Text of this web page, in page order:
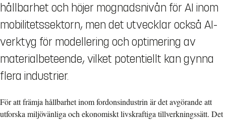
hållbarhet och höjer mognadsnivån för AI inom
mobilitetssektorn, men det utvecklar också AI-
verktyg för modellering och optimering av
materialbeteende, vilket potentiellt kan gynna
flera industrier.
För att främja hållbarhet inom fordonsindustrin är det avgörande att
utforska miljövänliga och ekonomiskt livskraftiga tillverkningssätt. Det